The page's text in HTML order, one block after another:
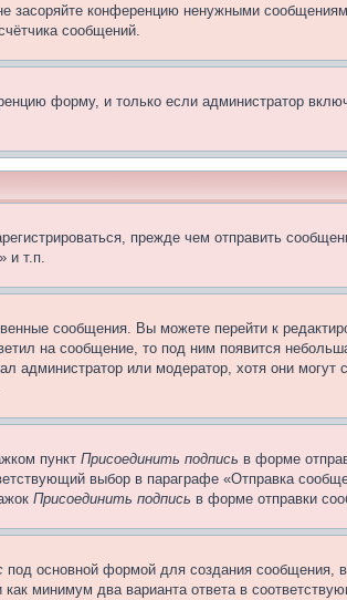
засоряйте конференцию ненужными
сообщений.
форму, и только если администратор
прежде чем отправить
и т.п.
сообщения. Вы можете перейти к
на сообщение, то под ним появится
администратор или модератор, хотя они могут
пункт Присоединить подпись в форме
выбор в параграфе «Отправка
Присоединить подпись в форме отправки
под основной формой для создания сообщения,
минимум два варианта ответа в